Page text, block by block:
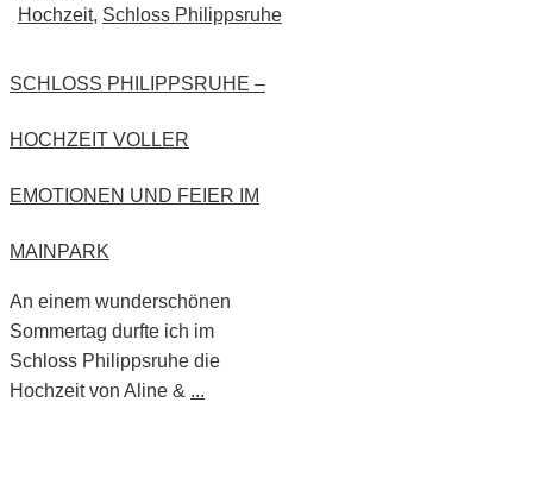
Hochzeit, Schloss Philippsruhe
SCHLOSS PHILIPPSRUHE –
HOCHZEIT VOLLER
EMOTIONEN UND FEIER IM
MAINPARK
An einem wunderschönen
Sommertag durfte ich im
Schloss Philippsruhe die
Hochzeit von Aline & ...